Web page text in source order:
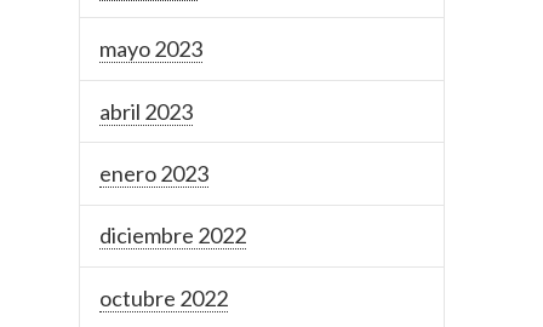
mayo 2023
abril 2023
enero 2023
diciembre 2022
octubre 2022